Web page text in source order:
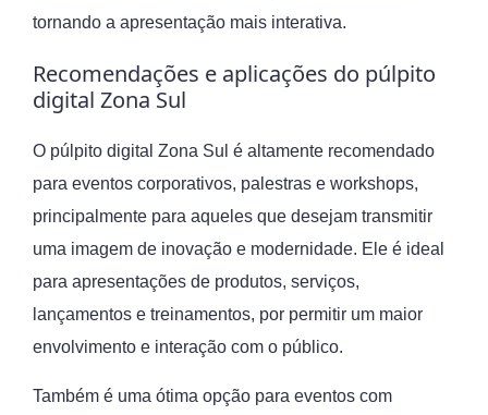
tornando a apresentação mais interativa.
Recomendações e aplicações do púlpito
digital Zona Sul
O púlpito digital Zona Sul é altamente recomendado
para eventos corporativos, palestras e workshops,
principalmente para aqueles que desejam transmitir
uma imagem de inovação e modernidade. Ele é ideal
para apresentações de produtos, serviços,
lançamentos e treinamentos, por permitir um maior
envolvimento e interação com o público.
Também é uma ótima opção para eventos com